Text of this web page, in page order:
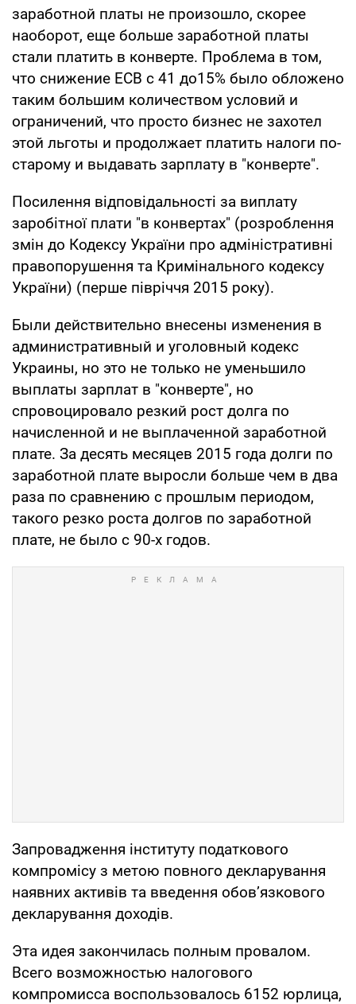
заработной платы не произошло, скорее
наоборот, еще больше заработной платы
стали платить в конверте. Проблема в том,
что снижение ЕСВ с 41 до15% было обложено
таким большим количеством условий и
ограничений, что просто бизнес не захотел
этой льготы и продолжает платить налоги по-
старому и выдавать зарплату в "конверте".
Посилення відповідальності за виплату
заробітної плати "в конвертах" (розроблення
змін до Кодексу України про адміністративні
правопорушення та Кримінального кодексу
України) (перше півріччя 2015 року).
Были действительно внесены изменения в
административный и уголовный кодекс
Украины, но это не только не уменьшило
выплаты зарплат в "конверте", но
спровоцировало резкий рост долга по
начисленной и не выплаченной заработной
плате. За десять месяцев 2015 года долги по
заработной плате выросли больше чем в два
раза по сравнению с прошлым периодом,
такого резко роста долгов по заработной
плате, не было с 90-х годов.
Запровадження інституту податкового
компромісу з метою повного декларування
наявних активів та введення обов’язкового
декларування доходів.
Эта идея закончилась полным провалом.
Всего возможностью налогового
компромисса воспользовалось 6152 юрлица,